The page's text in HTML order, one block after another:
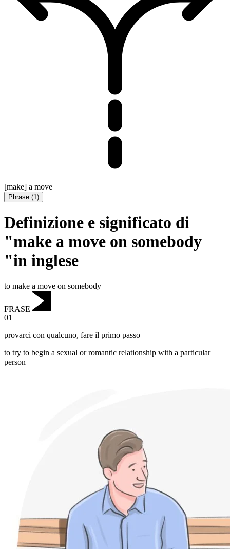
[make] a move
Phrase (1)
Definizione e significato di
"make a move on somebody
"in inglese
to make a move on somebody
FRASE
01
provarci con qualcuno, fare il primo passo
to try to begin a sexual or romantic relationship with a particular
person